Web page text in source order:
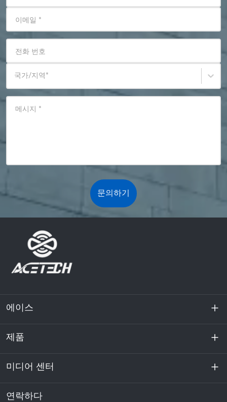
이메일 *
전화 번호
국가/지역 *
메시지 *
문의하기
에이스
회사 소개
지속 가능성
제품
에너지 저장
데이터센터 및 서버실
미디어 센터
소식
연락하다